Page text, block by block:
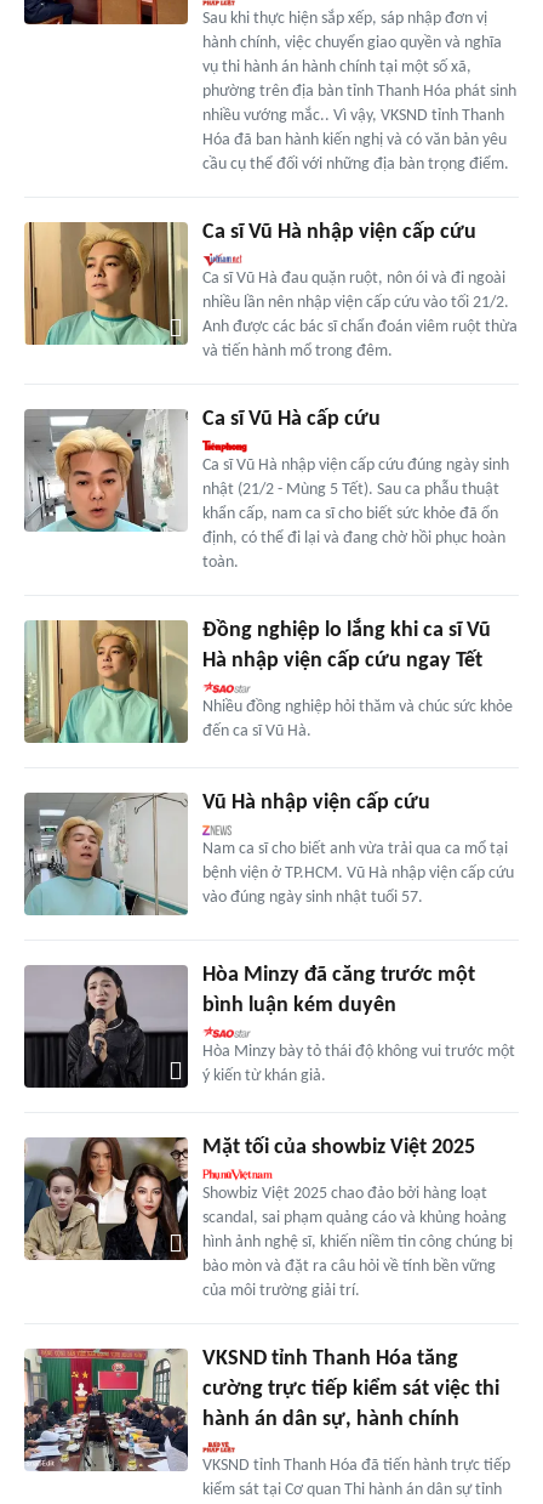
Sau khi thực hiện sắp xếp, sáp nhập đơn vị
hành chính, việc chuyển giao quyền và nghĩa
vụ thi hành án hành chính tại một số xã,
phường trên địa bàn tỉnh Thanh Hóa phát sinh
nhiều vướng mắc.. Vì vậy, VKSND tỉnh Thanh
Hóa đã ban hành kiến nghị và có văn bản yêu
cầu cụ thể đối với những địa bàn trọng điểm.
Ca sĩ Vũ Hà nhập viện cấp cứu
Ca sĩ Vũ Hà đau quặn ruột, nôn ói và đi ngoài
nhiều lần nên nhập viện cấp cứu vào tối 21/2.
Anh được các bác sĩ chẩn đoán viêm ruột thừa
và tiến hành mổ trong đêm.
Ca sĩ Vũ Hà cấp cứu
Ca sĩ Vũ Hà nhập viện cấp cứu đúng ngày sinh
nhật (21/2 - Mùng 5 Tết). Sau ca phẫu thuật
khẩn cấp, nam ca sĩ cho biết sức khỏe đã ổn
định, có thể đi lại và đang chờ hồi phục hoàn
toàn.
Đồng nghiệp lo lắng khi ca sĩ Vũ
Hà nhập viện cấp cứu ngay Tết
Nhiều đồng nghiệp hỏi thăm và chúc sức khỏe
đến ca sĩ Vũ Hà.
Vũ Hà nhập viện cấp cứu
Nam ca sĩ cho biết anh vừa trải qua ca mổ tại
bệnh viện ở TP.HCM. Vũ Hà nhập viện cấp cứu
vào đúng ngày sinh nhật tuổi 57.
Hòa Minzy đã căng trước một
bình luận kém duyên
Hòa Minzy bày tỏ thái độ không vui trước một
ý kiến từ khán giả.
Mặt tối của showbiz Việt 2025
Showbiz Việt 2025 chao đảo bởi hàng loạt
scandal, sai phạm quảng cáo và khủng hoảng
hình ảnh nghệ sĩ, khiến niềm tin công chúng bị
bào mòn và đặt ra câu hỏi về tính bền vững
của môi trường giải trí.
VKSND tỉnh Thanh Hóa tăng
cường trực tiếp kiểm sát việc thi
hành án dân sự, hành chính
VKSND tỉnh Thanh Hóa đã tiến hành trực tiếp
kiểm sát tại Cơ quan Thi hành án dân sự tỉnh